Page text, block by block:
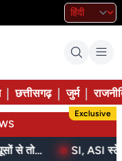
छत्तीसगढ़ जुर्म
Exclusive
बेटे ने मां को दिए थे पैसे, मांगने पर मना किया तो पति ने लात-घूसों से तोड़ी तिल्ली; गिरफ्तार